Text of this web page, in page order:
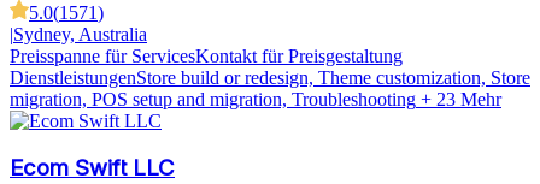
5.0(1571)
|Sydney, Australia
Preisspanne für ServicesKontakt für Preisgestaltung
DienstleistungenStore build or redesign, Theme customization, Store
migration, POS setup and migration, Troubleshooting + 23 Mehr
Ecom Swift LLC